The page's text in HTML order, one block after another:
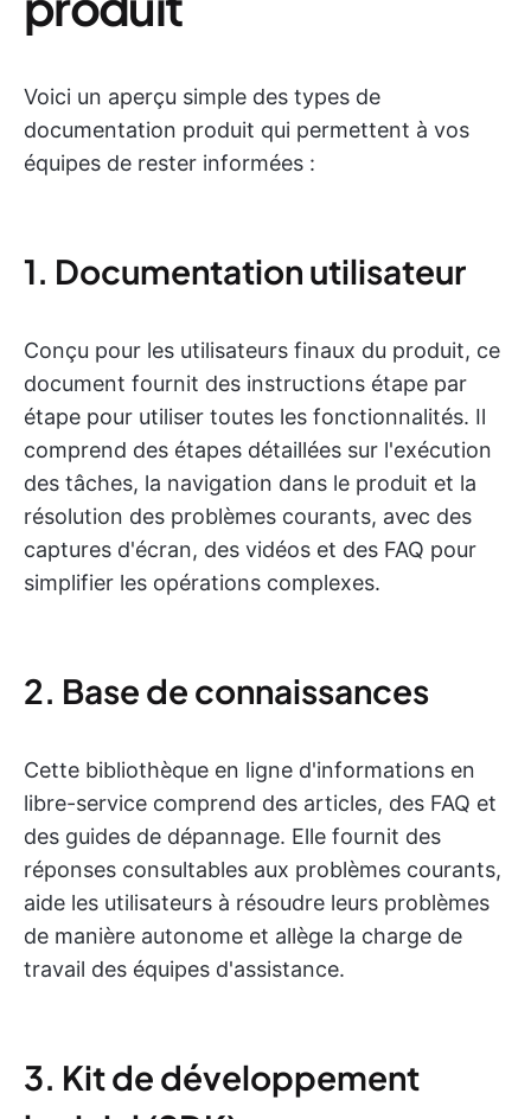
Voici un aperçu simple des types de
documentation produit qui permettent à vos
équipes de rester informées :
1. Documentation utilisateur
Conçu pour les utilisateurs finaux du produit, ce
document fournit des instructions étape par
étape pour utiliser toutes les fonctionnalités. Il
comprend des étapes détaillées sur l'exécution
des tâches, la navigation dans le produit et la
résolution des problèmes courants, avec des
captures d'écran, des vidéos et des FAQ pour
simplifier les opérations complexes.
2. Base de connaissances
Cette bibliothèque en ligne d'informations en
libre-service comprend des articles, des FAQ et
des guides de dépannage. Elle fournit des
réponses consultables aux problèmes courants,
aide les utilisateurs à résoudre leurs problèmes
de manière autonome et allège la charge de
travail des équipes d'assistance.
3. Kit de développement